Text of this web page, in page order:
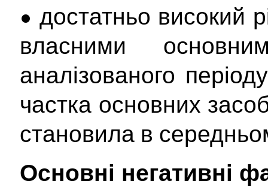
• достатньо високий
власними
аналізованого
частка основних
становила в
Основні негативні